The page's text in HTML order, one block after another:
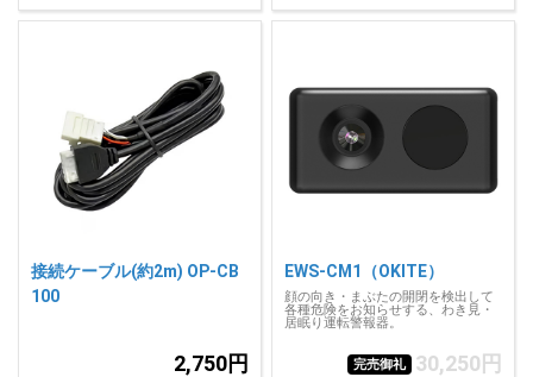
接続ケーブル(約2m) OP-CB
100
2,750円
EWS-CM1（OKITE）
顔の向き・まぶたの開閉を検出して
各種危険をお知らせする、わき見・
居眠り運転警報器。
完売御礼 30,250円